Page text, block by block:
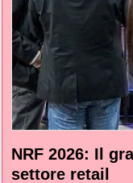
NRF 2026: Il
settore retail